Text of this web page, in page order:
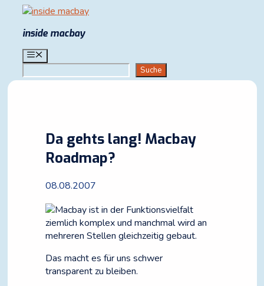
springen
inside macbay
Menü
Suche
Da gehts lang! Macbay
Roadmap?
08.08.2007
Macbay ist in der Funktionsvielfalt
ziemlich komplex und manchmal wird an
mehreren Stellen gleichzeitig gebaut.
Das macht es für uns schwer
transparent zu bleiben.